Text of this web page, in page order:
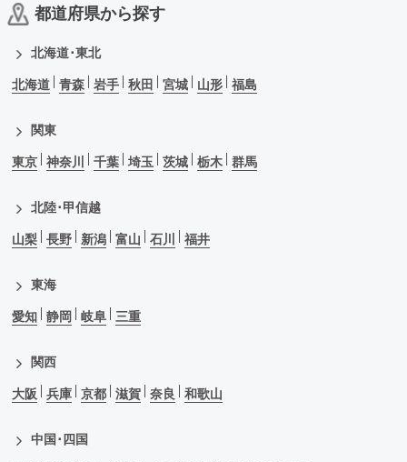
都道府県から探す
北海道･東北
北海道 青森 岩手 秋田 宮城 山形 福島
関東
東京 神奈川 千葉 埼玉 茨城 栃木 群馬
北陸･甲信越
山梨 長野 新潟 富山 石川 福井
東海
愛知 静岡 岐阜 三重
関西
大阪 兵庫 京都 滋賀 奈良 和歌山
中国･四国